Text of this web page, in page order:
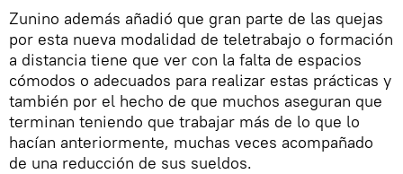
Zunino además añadió que gran parte de las quejas
por esta nueva modalidad de teletrabajo o formación
a distancia tiene que ver con la falta de espacios
cómodos o adecuados para realizar estas prácticas y
también por el hecho de que muchos aseguran que
terminan teniendo que trabajar más de lo que lo
hacían anteriormente, muchas veces acompañado
de una reducción de sus sueldos.